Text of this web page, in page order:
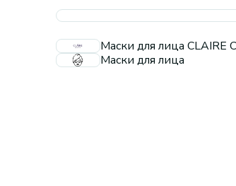
Маски для лица CLAIRE
Маски для лица